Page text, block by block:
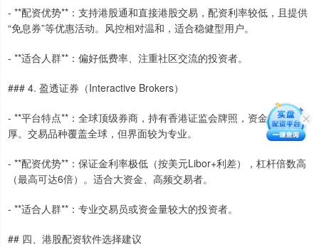
- **配资优势**：支持港股通和直接港股交易，配资利率较低，且提供
“免息券”等优惠活动。风控相对温和，适合稳健型用户。
- **适合人群**：偏好低费率、注重社区交流的投资者。
### 4. 盈透证券（Interactive Brokers）
- **平台特点**：全球顶级券商，持有香港证监会牌照，资金实力雄
厚。交易品种覆盖全球，但界面较为专业。
- **配资优势**：保证金利率极低（按美元Libor+利差），杠杆倍数高
（最高可达6倍）。适合大资金、高频交易者。
- **适合人群**：专业交易员或资金量较大的投资者。
## 四、港股配资软件选择建议